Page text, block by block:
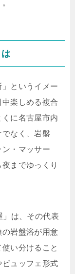
というイメー
楽しめる複合
に名古屋市内
なく、岩盤
・マッサー
までゆっくり
は、その代表
岩盤浴が用意
い分けること
ュッフェ形式